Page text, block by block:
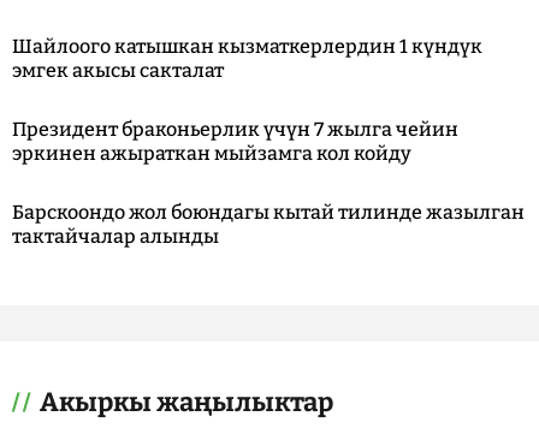
Шайлоого катышкан кызматкерлердин 1 күндүк
эмгек акысы сакталат
Президент браконьерлик үчүн 7 жылга чейин
эркинен ажыраткан мыйзамга кол койду
Барскоондо жол боюндагы кытай тилинде жазылган
тактайчалар алынды
Акыркы жаңылыктар